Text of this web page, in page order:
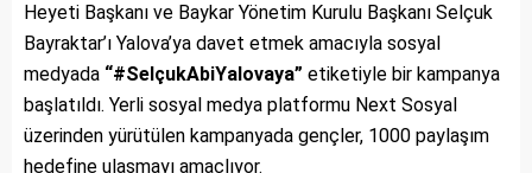
Heyeti Başkanı ve Baykar Yönetim Kurulu Başkanı Selçuk
Bayraktar’ı Yalova’ya davet etmek amacıyla sosyal
medyada “#SelçukAbiYalovaya” etiketiyle bir kampanya
başlatıldı. Yerli sosyal medya platformu Next Sosyal
üzerinden yürütülen kampanyada gençler, 1000 paylaşım
hedefine ulaşmayı amaçlıyor.